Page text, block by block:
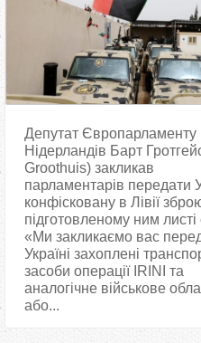
Депутат Європарламенту
Нідерландів Барт
Groothuis) закликав
парламентарів передати
конфісковану в Лівії
підготовленому ним листі
«Ми закликаємо вас
Україні захоплені
засоби операції IRINI та
аналогічне військове
або...